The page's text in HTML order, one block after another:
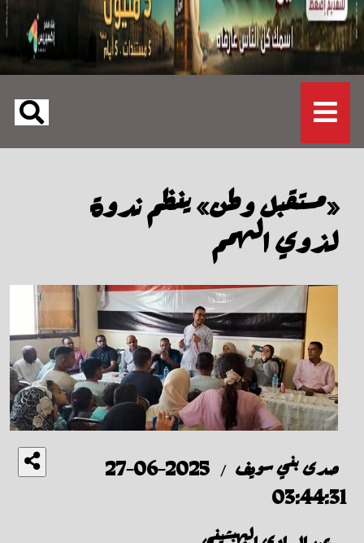
«مستقبل وطن» ينظم ندوة
لذوي الهمم
صدى بني سويف /
2025-06-27
03:44:31